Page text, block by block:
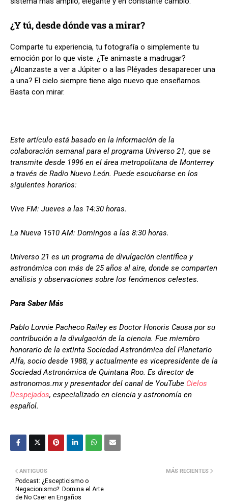
¿Y tú, desde dónde vas a mirar?
Comparte tu experiencia, tu fotografía o simplemente tu
emoción por lo que viste. ¿Te animaste a madrugar?
¿Alcanzaste a ver a Júpiter o a las Pléyades desaparecer una
a una? El cielo siempre tiene algo nuevo que enseñarnos.
Basta con mirar.
Este artículo está basado en la información de la
colaboración semanal para el programa Universo 21, que se
transmite desde 1996 en el área metropolitana de Monterrey
a través de Radio Nuevo León. Puede escucharse en los
siguientes horarios:
Vive FM: Jueves a las 14:30 horas.
La Nueva 1510 AM: Domingos a las 8:30 horas.
Universo 21 es un programa de divulgación científica y
astronómica con más de 25 años al aire, donde se comparten
análisis y observaciones sobre los fenómenos celestes.
Para Saber Más
Pablo Lonnie Pacheco Railey es Doctor Honoris Causa por su
contribución a la divulgación de la ciencia. Fue miembro
honorario de la extinta Sociedad Astronómica del Planetario
Alfa, socio desde 1988, y actualmente es vicepresidente de la
Sociedad Astronómica de Quintana Roo. Es director de
astronomos.mx y presentador del canal de YouTube Cielos
Despejados, especializado en ciencia y astronomía en
español.
MÁS RECIENTES
ANTIGUOS
Podcast: ¿Escepticismo o
Negacionismo?: Domina el Arte
de No Caer en Engaños